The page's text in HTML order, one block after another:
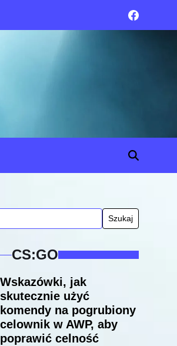
CS:GO
Wskazówki, jak
skutecznie użyć
komendy na pogrubiony
celownik w AWP, aby
poprawić celność